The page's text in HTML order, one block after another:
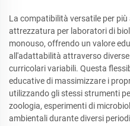
La compatibilità versatile per
attrezzatura per laboratori di
monouso, offrendo un valore
all'adattabilità attraverso
curricolari variabili. Questa
educative di massimizzare i
utilizzando gli stessi strumenti
zoologia, esperimenti di
ambientali durante diversi